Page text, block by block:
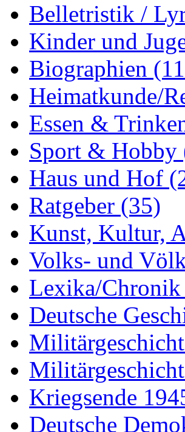
Belletristik /
Kinder und
Biographien
Heimatkunde/
Essen &
Sport & Hobby
Haus und Hof
Ratgeber (35)
Kunst, Kultur,
Volks- und
Lexika/Chronik
Deutsche
Kriegsende
Deutsche